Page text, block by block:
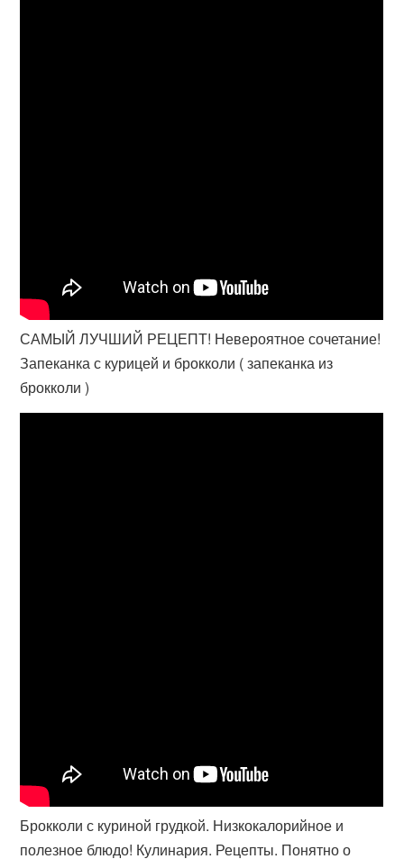
САМЫЙ ЛУЧШИЙ РЕЦЕПТ! Невероятное сочетание!
Запеканка с курицей и брокколи ( запеканка из
брокколи )
Брокколи с куриной грудкой. Низкокалорийное и
полезное блюдо! Кулинария. Рецепты. Понятно о